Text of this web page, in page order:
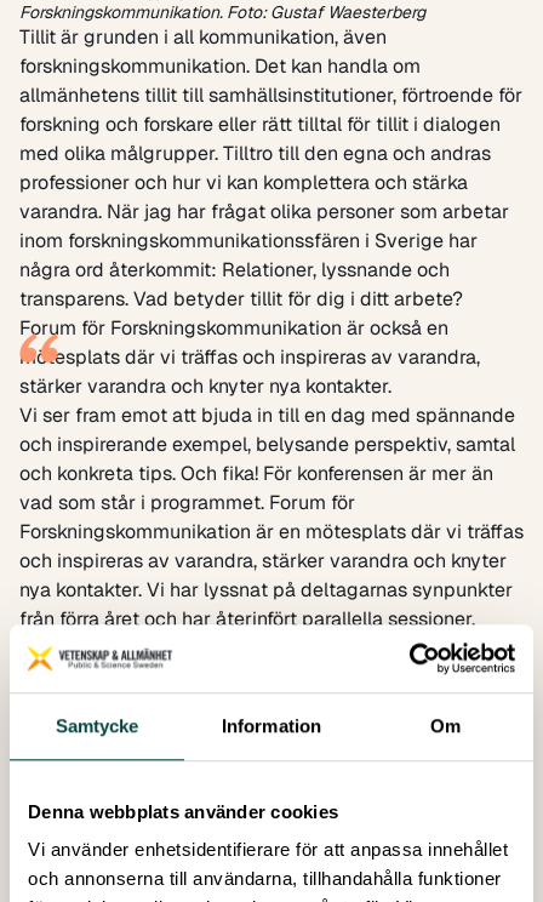
Samtycke Information Om
Denna webbplats använder cookies
Vi använder enhetsidentifierare för att anpassa innehållet
och annonserna till användarna, tillhandahålla funktioner
Forskningskommunikation. Foto: Gustaf Waesterberg
Tillit är grunden i all kommunikation, även
forskningskommunikation. Det kan handla om
allmänhetens tillit till samhällsinstitutioner, förtroende för
forskning och forskare eller rätt tilltal för tillit i dialogen
med olika målgrupper. Tilltro till den egna och andras
professioner och hur vi kan komplettera och stärka
varandra. När jag har frågat olika personer som arbetar
inom forskningskommunikationssfären i Sverige har
några ord återkommit: Relationer, lyssnande och
transparens. Vad betyder tillit för dig i ditt arbete?
Forum för Forskningskommunikation är också en
mötesplats där vi träffas och inspireras av varandra,
stärker varandra och knyter nya kontakter.
Vi ser fram emot att bjuda in till en dag med spännande
och inspirerande exempel, belysande perspektiv, samtal
och konkreta tips. Och fika! För konferensen är mer än
vad som står i programmet. Forum för
Forskningskommunikation är en mötesplats där vi träffas
och inspireras av varandra, stärker varandra och knyter
nya kontakter. Vi har lyssnat på deltagarnas synpunkter
från förra året och har återinfört parallella sessioner,
varav två med mer fokus på dialog och
erfarenhetsutbyte.
ut forskning. Innovativt och nytänkande, eller enträget
med det ni vet fungerar bäst för just era målgrupper.
kommunicera forskning. Innovativt och nytänkande, eller
enträget med det ni vet fungerar bäst för just era
målgrupper. Nu kan du uppmärksamma någon i din